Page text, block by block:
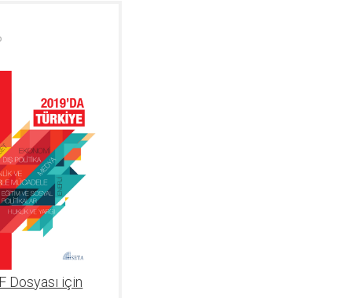
Dosyası için